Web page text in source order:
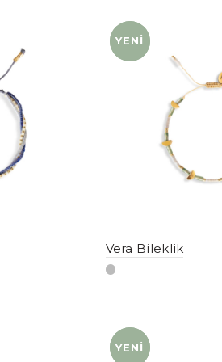
YENI
YENI
Vera Bileklik
YENI
YENI